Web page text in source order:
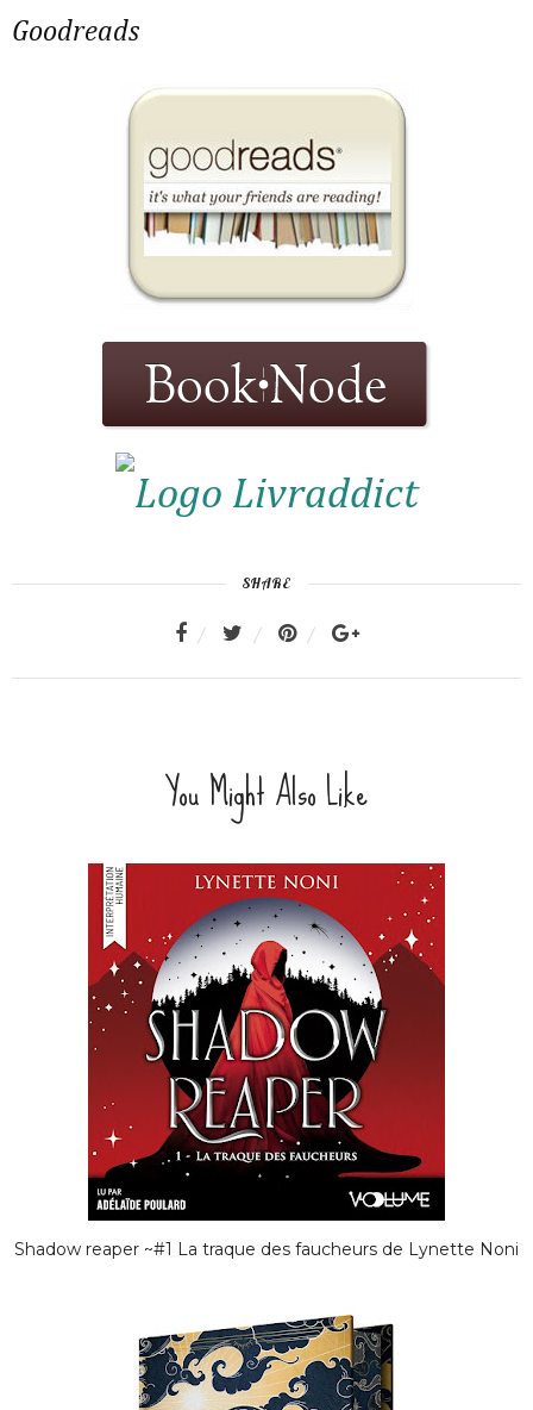
Goodreads
SHARE
You Might Also Like
Shadow reaper ~#1 La traque des faucheurs de Lynette Noni